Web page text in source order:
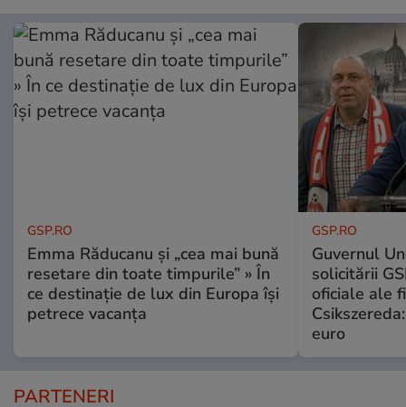
GSP.RO
Emma Răducanu și „cea mai bună
resetare din toate timpurile” » În
ce destinație de lux din Europa își
petrece vacanța
GSP.RO
Guvernul
solicitării
oficiale ale
euro
PARTENERI